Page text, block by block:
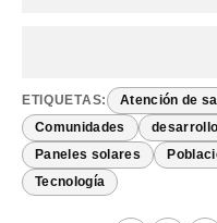
ETIQUETAS: Atención de
Comunidades
Paneles solares
Tecnología